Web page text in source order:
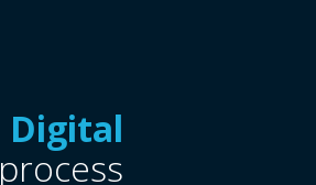
Digital
process